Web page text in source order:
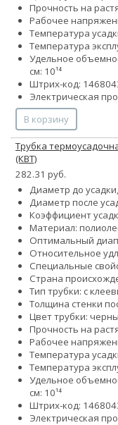
Прочность на
Рабочее
Температура
Температура
Удельное
см: 10¹⁴
Штрих-код:
Электрическая
В корзину
Трубка
(КВТ)
282.31 руб.
Диаметр до
Диаметр после
Коэффициент
Материал:
Оптимальный
Относительное
Специальные
Страна
Тип трубки: с
Толщина стенки
Цвет трубки:
Прочность на
Рабочее
Температура
Температура
Удельное
см: 10¹⁴
Штрих-код:
Электрическая